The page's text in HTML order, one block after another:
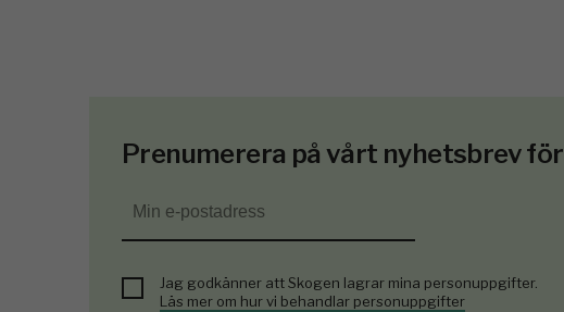
Prenumerera på vårt nyhetsbrev för
Jag godkänner att Skogen lagrar mina personuppgifter.
Läs mer om hur vi behandlar personuppgifter